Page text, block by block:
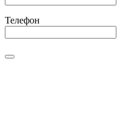
Телефон